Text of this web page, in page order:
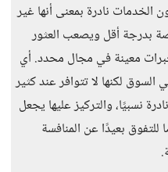
الخدمات نادرة بمعنى أنها غير
بدرجة أقل ويصعب العثور
معينة في مجال محدد. أي
لكنها لا تتوافر عند كثير
نسبيًا، والتركيز عليها يجعل
بعيدًا عن المنافسة